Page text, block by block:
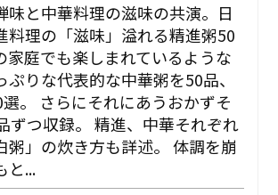
味と中華料理の滋味の共演。日
料理の「滋味」溢れる精進粥50
家庭でも楽しまれているような
ぷりな代表的な中華粥を50品、
。 さらにそれにあうおかずそ
ずつ収録。 精進、中華それぞれ
粥」の炊き方も詳述。 体調を崩
と...